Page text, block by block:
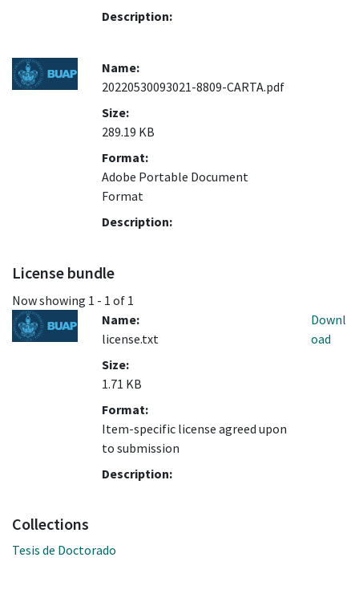
Description:
Name:
20220530093021-8809-CARTA.pdf
Size:
289.19 KB
Format:
Adobe Portable Document
Format
Description:
License bundle
Now showing 1 - 1 of 1
Name:
license.txt
Size:
1.71 KB
Format:
Item-specific license agreed upon
to submission
Description:
Downl
oad
Collections
Tesis de Doctorado